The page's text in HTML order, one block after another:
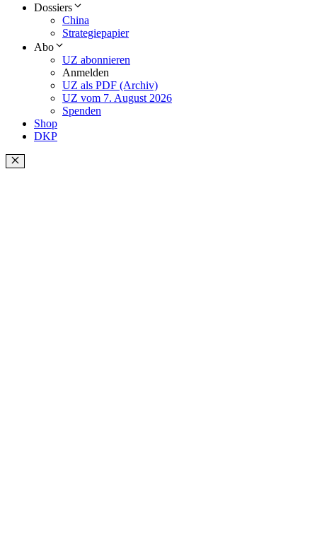
Dossiers
China
Strategiepapier
Abo
UZ abonnieren
Anmelden
UZ als PDF (Archiv)
UZ vom 7. August 2026
Spenden
Shop
DKP
Schließen